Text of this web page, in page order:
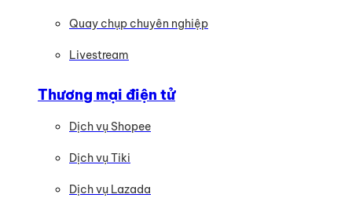
Quay chụp chuyên nghiệp
Livestream
Thương mại điện tử
Dịch vụ Shopee
Dịch vụ Tiki
Dịch vụ Lazada